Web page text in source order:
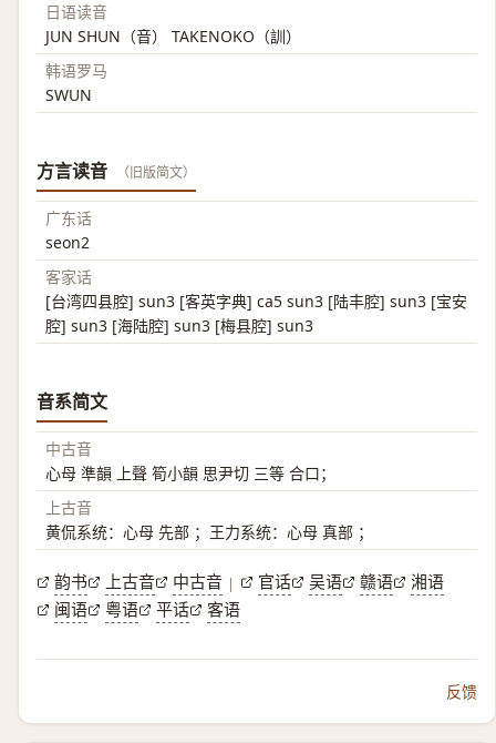
日语读音
JUN SHUN（音） TAKENOKO（訓）
韩语罗马
SWUN
方言读音 （旧版简文）
广东话
seon2
客家话
[台湾四县腔] sun3 [客英字典] ca5 sun3 [陆丰腔] sun3 [宝安
腔] sun3 [海陆腔] sun3 [梅县腔] sun3
音系简文
中古音
心母 準韻 上聲 筍小韻 思尹切 三等 合口；
上古音
黄侃系统：心母 先部 ；王力系统：心母 真部 ；
韵书 上古音 中古音 | 官话 吴语 赣语
湘语
闽语
粤语 平话 客语
反馈